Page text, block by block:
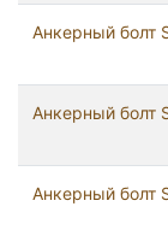
Анкерный болт
Анкерный болт
Анкерный болт